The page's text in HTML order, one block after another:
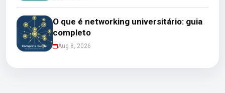
O que é networking universitário: guia
completo
Aug 8, 2026